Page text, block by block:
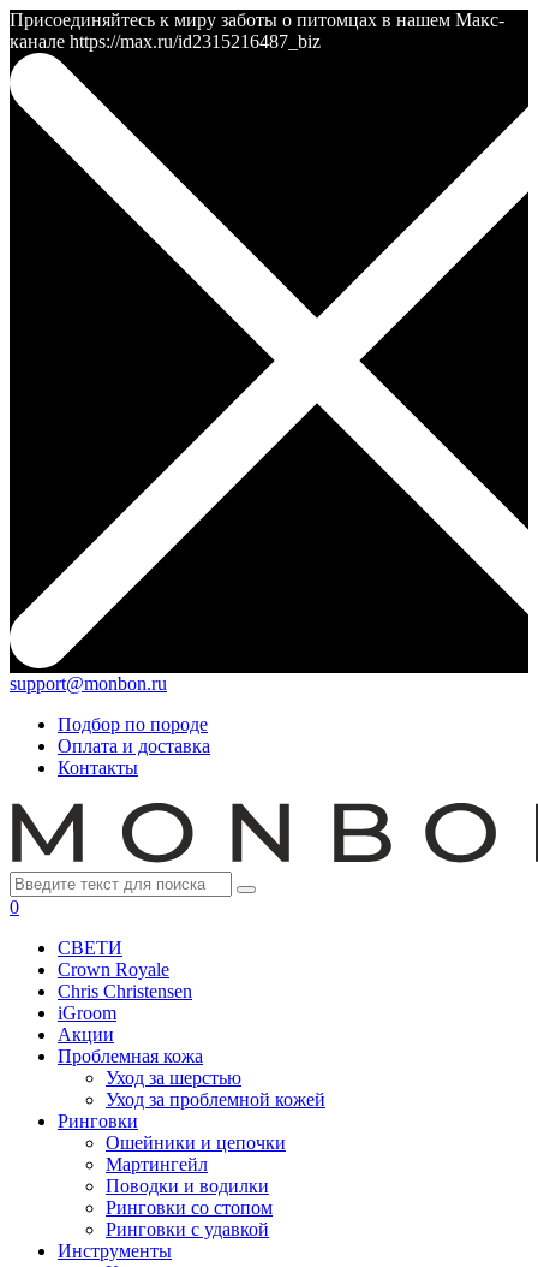
Присоединяйтесь к миру заботы о питомцах в нашем Макс-
канале https://max.ru/id2315216487_biz
support@monbon.ru
Подбор по породе
Оплата и доставка
Контакты
0
СВЕТИ
Crown Royale
Chris Christensen
iGroom
Акции
Проблемная кожа
Уход за шерстью
Уход за проблемной кожей
Ринговки
Ошейники и цепочки
Мартингейл
Поводки и водилки
Ринговки со стопом
Ринговки с удавкой
Инструменты